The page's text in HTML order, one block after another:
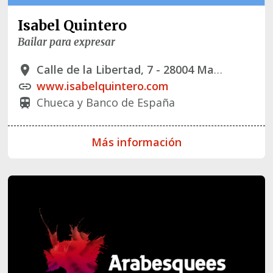
Isabel Quintero
Bailar para expresar
place
Calle de la Libertad, 7 - 28004 Madrid
link www.isabelquintero.com
train Chueca y Banco de España
Más información